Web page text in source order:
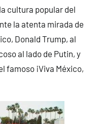
cultura popular del
la atenta mirada de
Donald Trump, al
al lado de Putin, y
famoso ¡Viva México,